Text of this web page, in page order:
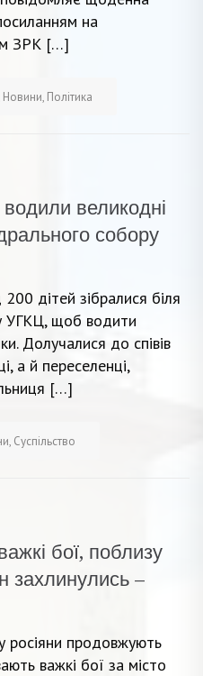
на
ЗРК […]
Новини, Політика
великодні
собору
дітей зібралися біля
УГКЦ, щоб водити
Долучалися до співів
а й переселенці,
[…]
, Суспільство
бої, поблизу
захлинулись –
росіяни продовжують
важкі бої за місто